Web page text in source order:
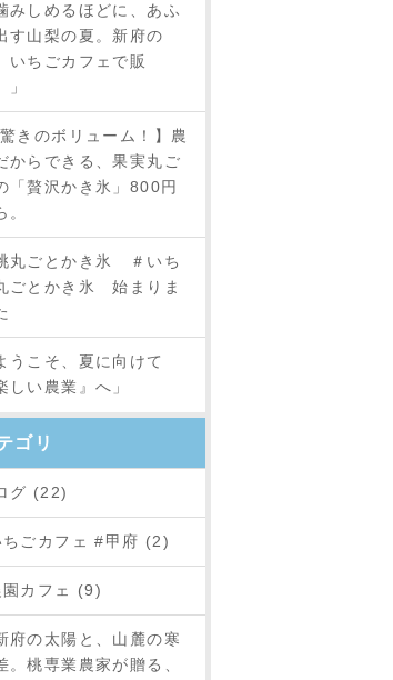
みしめるほどに、あふ
す山梨の夏。新府の
いちごカフェで販
」
きのボリューム！】農
からできる、果実丸ご
「贅沢かき氷」800円
。
丸ごとかき氷 ＃いち
ごとかき氷 始まりま
うこそ、夏に向けて
しい農業』へ」
ゴリ
グ (22)
ちごカフェ #甲府 (2)
園カフェ (9)
府の太陽と、山麓の寒
。桃専業農家が贈る、